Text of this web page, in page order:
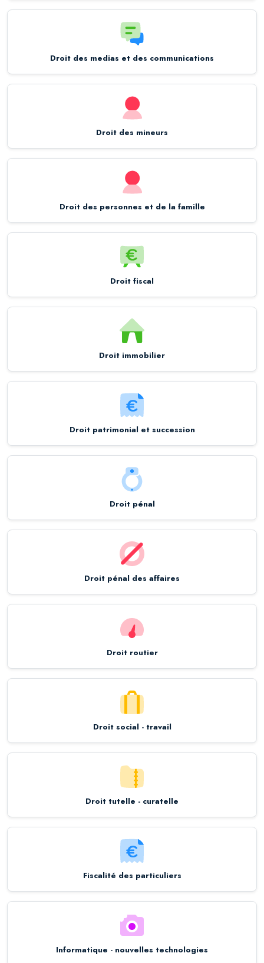
Droit des medias et des communications
Droit des mineurs
Droit des personnes et de la famille
Droit fiscal
Droit immobilier
Droit patrimonial et succession
Droit pénal
Droit pénal des affaires
Droit routier
Droit social - travail
Droit tutelle - curatelle
Fiscalité des particuliers
Informatique - nouvelles technologies